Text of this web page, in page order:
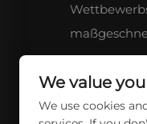
We value
We use cookies